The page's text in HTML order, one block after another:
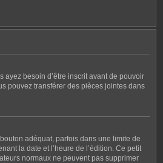
besoin d’être inscrit avant de pouvoir
pouvez transférer des pièces jointes dans
adéquat, parfois dans une limite de
la date et l’heure de l’édition. Ce petit
normaux ne peuvent pas supprimer